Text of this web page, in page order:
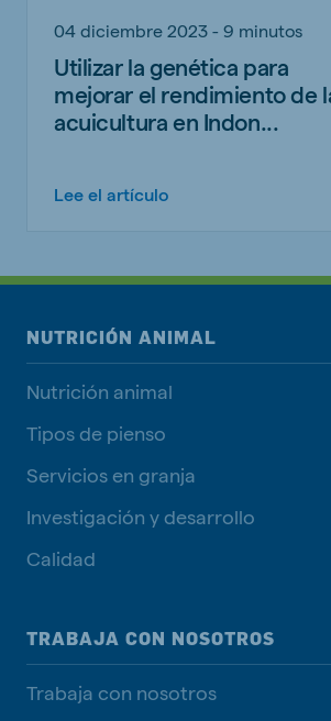
04 diciembre 2023 - 9 minutos
Utilizar la genética para
mejorar el rendimiento de
acuicultura en Indon...
Lee el artículo
NUTRICIÓN ANIMAL
Nutrición animal
Tipos de pienso
Servicios en granja
Investigación y desarrollo
Calidad
TRABAJA CON NOSOTROS
Trabaja con nosotros